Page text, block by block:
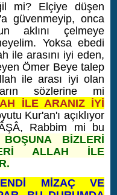
mi? Elçiye düşen
güvenmeyip, onca
aklını çelmeye
Yoksa ebedi
ile arasını iyi eden,
Ömer Beye talep
ile arası iyi olan
sözlerine mi
İLE ARANIZ İYİ
Kur'an'ı açıklıyor
Rabbim mi bu
BİZLERİ
ALLAH İLE
MİZAÇ VE